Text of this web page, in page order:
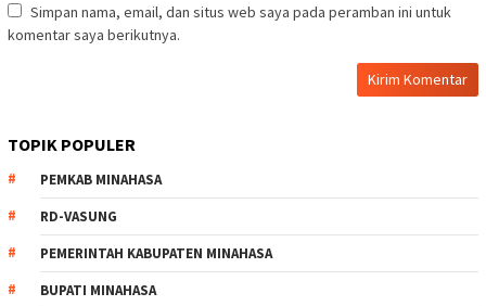
Simpan nama, email, dan situs web saya pada peramban ini untuk
komentar saya berikutnya.
TOPIK POPULER
PEMKAB MINAHASA
RD-VASUNG
PEMERINTAH KABUPATEN MINAHASA
BUPATI MINAHASA